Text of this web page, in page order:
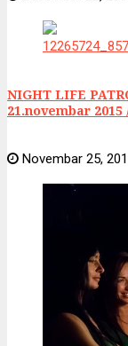
NIGHT LIFE
21.novembar 2015
Novembar 25,